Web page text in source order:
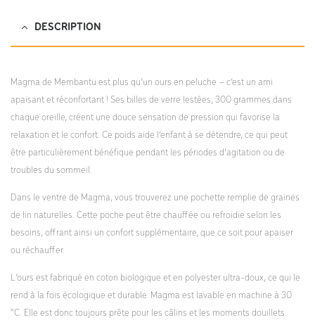
DESCRIPTION
Magma de Membantu est plus qu’un ours en peluche – c’est un ami
apaisant et réconfortant ! Ses billes de verre lestées, 300 grammes dans
chaque oreille, créent une douce sensation de pression qui favorise la
relaxation et le confort. Ce poids aide l’enfant à se détendre, ce qui peut
être particulièrement bénéfique pendant les périodes d’agitation ou de
troubles du sommeil.
Dans le ventre de Magma, vous trouverez une pochette remplie de graines
de lin naturelles. Cette poche peut être chauffée ou refroidie selon les
besoins, offrant ainsi un confort supplémentaire, que ce soit pour apaiser
ou réchauffer.
L’ours est fabriqué en coton biologique et en polyester ultra-doux, ce qui le
rend à la fois écologique et durable. Magma est lavable en machine à 30
°C. Elle est donc toujours prête pour les câlins et les moments douillets.